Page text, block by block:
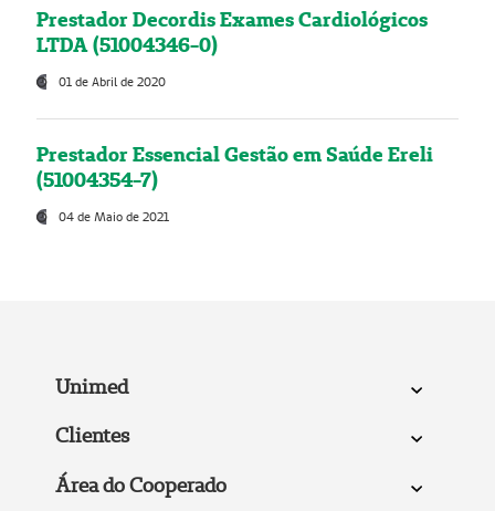
Prestador Decordis Exames Cardiológicos
LTDA (51004346-0)
01 de Abril de 2020
Prestador Essencial Gestão em Saúde Ereli
(51004354-7)
04 de Maio de 2021
Unimed
Clientes
Área do Cooperado